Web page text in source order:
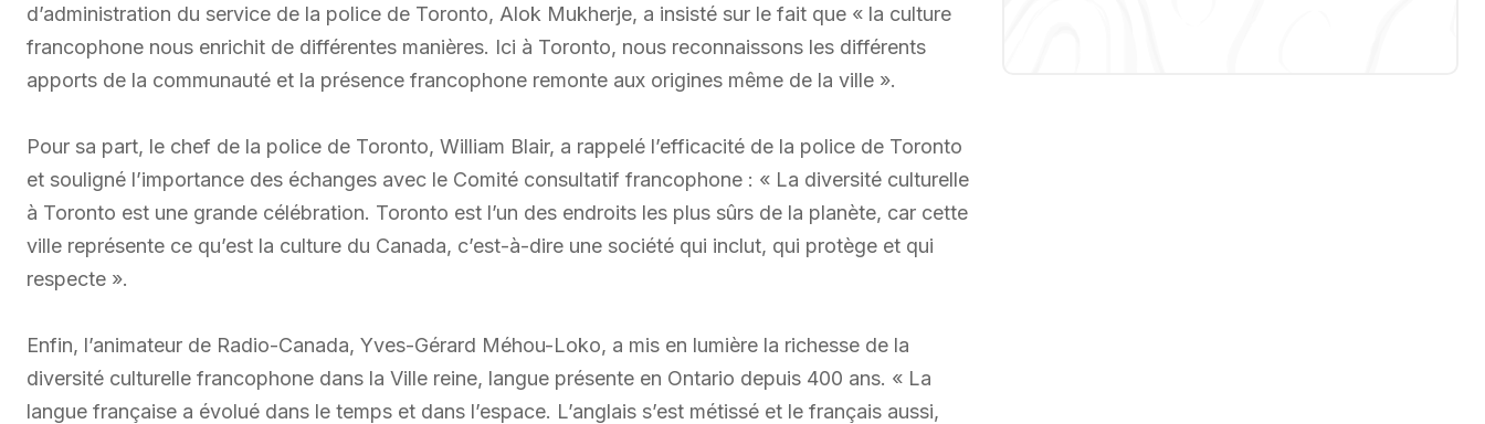
d’administration du service de la police de Toronto, Alok Mukherje, a insisté sur le fait que « la culture
francophone nous enrichit de différentes manières. Ici à Toronto, nous reconnaissons les différents
apports de la communauté et la présence francophone remonte aux origines même de la ville ».
Pour sa part, le chef de la police de Toronto, William Blair, a rappelé l’efficacité de la police de Toronto
et souligné l’importance des échanges avec le Comité consultatif francophone : « La diversité culturelle
à Toronto est une grande célébration. Toronto est l’un des endroits les plus sûrs de la planète, car cette
ville représente ce qu’est la culture du Canada, c’est-à-dire une société qui inclut, qui protège et qui
respecte ».
Enfin, l’animateur de Radio-Canada, Yves-Gérard Méhou-Loko, a mis en lumière la richesse de la
diversité culturelle francophone dans la Ville reine, langue présente en Ontario depuis 400 ans. « La
langue française a évolué dans le temps et dans l’espace. L’anglais s’est métissé et le français aussi,